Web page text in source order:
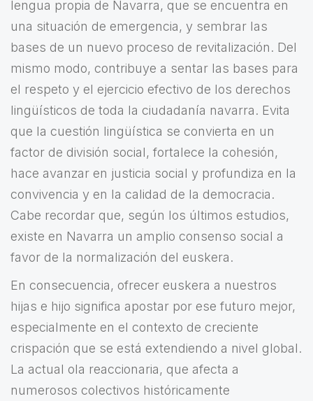
lengua propia de Navarra, que se encuentra en
una situación de emergencia, y sembrar las
bases de un nuevo proceso de revitalización. Del
mismo modo, contribuye a sentar las bases para
el respeto y el ejercicio efectivo de los derechos
lingüísticos de toda la ciudadanía navarra. Evita
que la cuestión lingüística se convierta en un
factor de división social, fortalece la cohesión,
hace avanzar en justicia social y profundiza en la
convivencia y en la calidad de la democracia.
Cabe recordar que, según los últimos estudios,
existe en Navarra un amplio consenso social a
favor de la normalización del euskera.
En consecuencia, ofrecer euskera a nuestros
hijas e hijo significa apostar por ese futuro mejor,
especialmente en el contexto de creciente
crispación que se está extendiendo a nivel global.
La actual ola reaccionaria, que afecta a
numerosos colectivos históricamente